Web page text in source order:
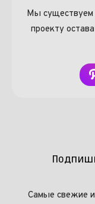
Мы существуем
проекту
Самые свежие и